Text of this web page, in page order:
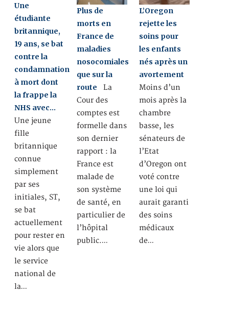
Une
étudiante
britannique,
19 ans, se bat
contre la
condamnation
à mort dont
la frappe la
NHS avec…
Une jeune
fille
britannique
connue
simplement
par ses
initiales, ST,
se bat
actuellement
pour rester en
vie alors que
le service
national de
la…
Plus de
morts en
France de
maladies
nosocomiales
que sur la
route La
Cour des
comptes est
formelle dans
son dernier
rapport : la
France est
malade de
son système
de santé, en
particulier de
l’hôpital
public.…
L’Oregon
rejette les
soins pour
les enfants
nés après un
avortement
Moins d’un
mois après la
chambre
basse, les
sénateurs de
l’Etat
d’Oregon ont
voté contre
une loi qui
aurait garanti
des soins
médicaux
de…